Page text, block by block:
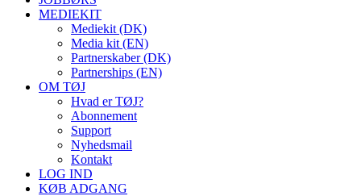
MEDIEKIT
Mediekit (DK)
Media kit (EN)
Partnerskaber (DK)
Partnerships (EN)
OM TØJ
Hvad er TØJ?
Abonnement
Support
Nyhedsmail
Kontakt
LOG IND
KØB ADGANG